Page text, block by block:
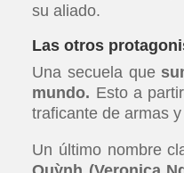
su aliado.
Las otros
Una secuela que
mundo. Esto a
traficante de armas
Un último nombre